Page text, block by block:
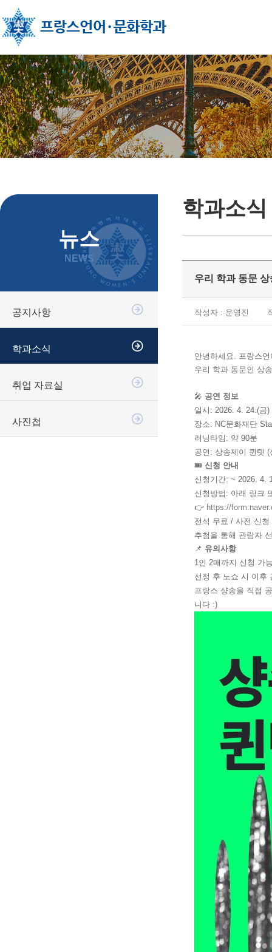
뉴스
NEWS
공지사항
학과소식
취업 자료실
사진첩
학과소식
우리 학과 동문
작성자 : 운영진
안녕하세요. 프랑스
우리 학과 동문인 상
🎤 공연 정보
일시: 2026. 4. 24.(금)
장소: NC문화재단
러닝타임: 약 90분
공연: 상송제이 퀸텟 (
🎟 신청 안내
신청기간: ~ 2026. 4.
신청방법: 아래 링크
👉 https://
전석 무료 / 사전 신청
추첨을 통해 관람자
📌 유의사항
1인 2매까지 신청 가
선정 후 노쇼 시 이후
프랑스 샹송을 직접
니다 :)